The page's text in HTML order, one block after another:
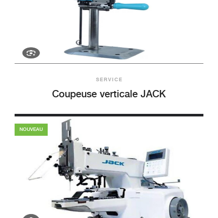
+ Aperçu
SERVICE
Coupeuse verticale JACK
NOUVEAU